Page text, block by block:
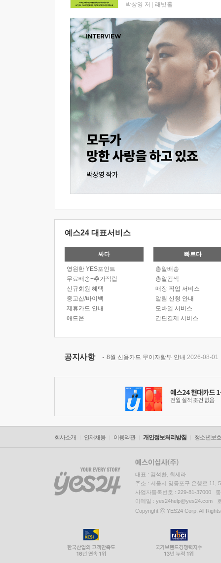
박상영 저 래빗홀
예스24 대표서비스
싸다
영원한 YES포인트
무료배송+추가적립
신규회원 혜택
중고샵/바이백
제휴카드 안내
애드온
빠르다
총알배송
총알검색
매장 픽업 서비스
알림 신청 안내
모바일 서비스
간편결제 서비스
공지사항 8월 신용카드 무이자할부 안내 2026-08-01
회사소개 인재채용 이용약관 개인정보처리방침 청소년보
대표 : 김석환, 최세라
주소 : 서울시 영등포구 은행로 11,
사업자등록번호 : 229-81-37000
이메일 : yes24help@yes24.com
Copyright ⓒ YES24 Corp. All